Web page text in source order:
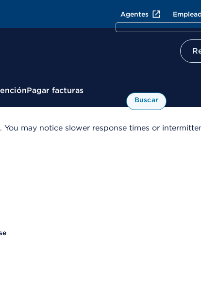
Agentes
Pagar facturas
Buscar
may notice slower response times or